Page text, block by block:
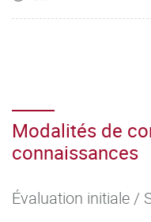
Modalités de
connaissances
Évaluation initiale /